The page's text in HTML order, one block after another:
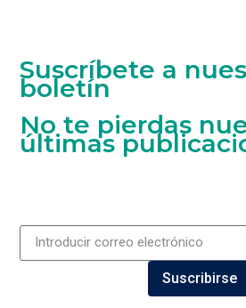
Suscríbete a
boletín
No te pierdas
últimas
Suscribirse